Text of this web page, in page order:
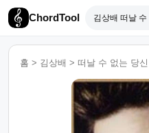
ChordTool
홈 > 김상배 > 떠날 수 없는 당신